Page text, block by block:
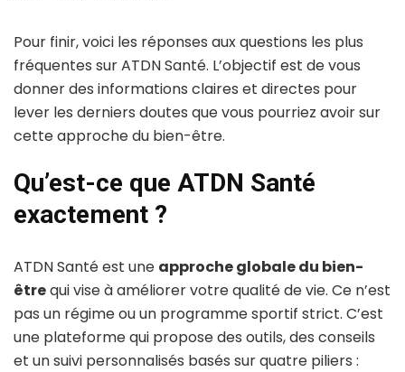
Pour finir, voici les réponses aux questions les plus
fréquentes sur ATDN Santé. L’objectif est de vous
donner des informations claires et directes pour
lever les derniers doutes que vous pourriez avoir sur
cette approche du bien-être.
Qu’est-ce que ATDN Santé
exactement ?
ATDN Santé est une approche globale du bien-
êtrequi vise à améliorer votre qualité de vie. Ce n’est
pas un régime ou un programme sportif strict. C’est
une plateforme qui propose des outils, des conseils
et un suivi personnalisés basés sur quatre piliers :